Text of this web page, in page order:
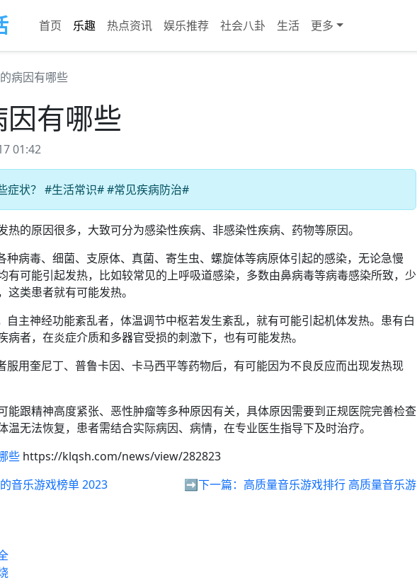
首页 乐趣 热点资讯 娱乐推荐 社会八卦 生活 更多
病因有哪些
有哪些
01:42
症状？ #生活常识# #常见疾病防治#
热的原因很多，大致可分为感染性疾病、非感染性疾病、药物等原因。
种病毒、细菌、支原体、真菌、寄生虫、螺旋体等病原体引起的感染，无论急慢
有可能引起发热，比如较常见的上呼吸道感染，多数由鼻病毒等病毒感染所致，少
类患者就有可能发热。
自主神经功能紊乱者，体温调节中枢若发生紊乱，就有可能引起机体发热。患有白
病者，在炎症介质和多器官受损的刺激下，也有可能发热。
服用奎尼丁、普鲁卡因、卡马西平等药物后，有可能因为不良反应而出现发热现
能跟精神高度紧张、恶性肿瘤等多种原因有关，具体原因需要到正规医院完善检查
温无法恢复，患者需结合实际病因、病情，在专业医生指导下及时治疗。
些 https://klqsh.com/news/view/282823
音乐游戏榜单 2023 ➡️下一篇： 高质量音乐游戏排行 高质量音乐游